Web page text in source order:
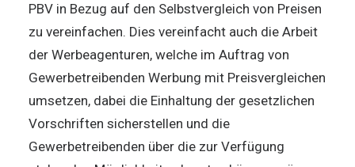
PBV in Bezug auf den Selbstvergleich von Preisen
zu vereinfachen. Dies vereinfacht auch die Arbeit
der Werbeagenturen, welche im Auftrag von
Gewerbetreibenden Werbung mit Preisvergleichen
umsetzen, dabei die Einhaltung der gesetzlichen
Vorschriften sicherstellen und die
Gewerbetreibenden über die zur Verfügung